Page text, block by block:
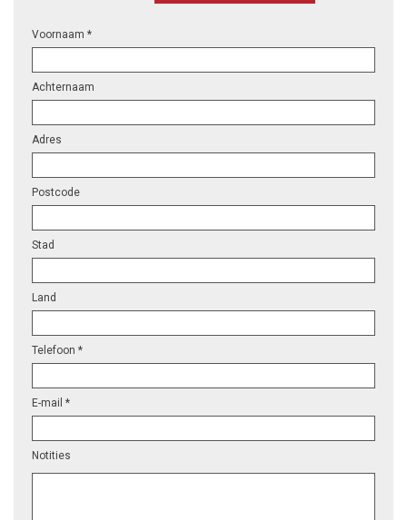
Voornaam *
Achternaam
Adres
Postcode
Stad
Land
Telefoon *
E-mail *
Notities